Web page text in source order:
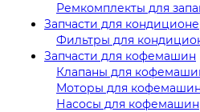
Ремкомплекты для
Запчасти для
Фильтры для
Запчасти для кофемашин
Клапаны для
Моторы для кофемашин
Насосы для кофемашин